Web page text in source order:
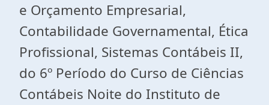
e Orçamento Empresarial,
Contabilidade Governamental, Ética
Profissional, Sistemas Contábeis II,
do 6º Período do Curso de Ciências
Contábeis Noite do Instituto de